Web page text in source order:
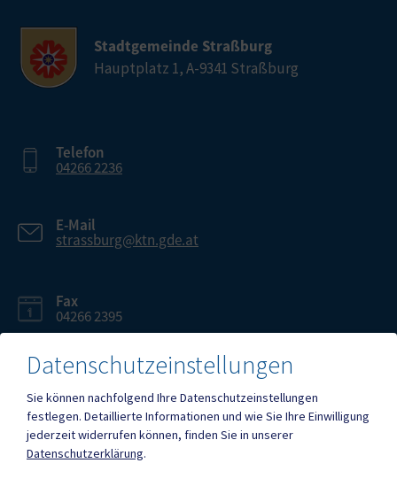
Stadtgemeinde Straßburg
Hauptplatz 1, A-9341 Straßburg
Telefon
04266 2236
E-Mail
strassburg@ktn.gde.at
Fax
04266 2395
Mehr
Datenschutzeinstellungen
Sie können nachfolgend Ihre Datenschutzeinstellungen
festlegen. Detaillierte Informationen und wie Sie Ihre Einwilligung
jederzeit widerrufen können, finden Sie in unserer
Datenschutzerklärung.